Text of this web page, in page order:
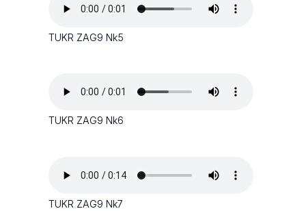
TUKR ZAG9 Nk5
TUKR ZAG9 Nk6
TUKR ZAG9 Nk7